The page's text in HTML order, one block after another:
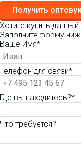
Получить
Хотите купить
Заполните форму
Ваше Имя*
Телефон для связи*
Где вы находитесь?*
Что требуется?